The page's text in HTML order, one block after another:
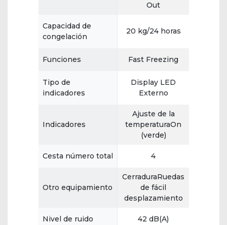
Out
Capacidad de
congelación
20 kg/24 horas
Funciones Fast Freezing
Tipo de
indicadores
Display LED
Externo
Indicadores
Ajuste de la
temperaturaOn
(verde)
Cesta número total 4
Otro equipamiento
CerraduraRuedas
de fácil
desplazamiento
Nivel de ruido 42 dB(A)